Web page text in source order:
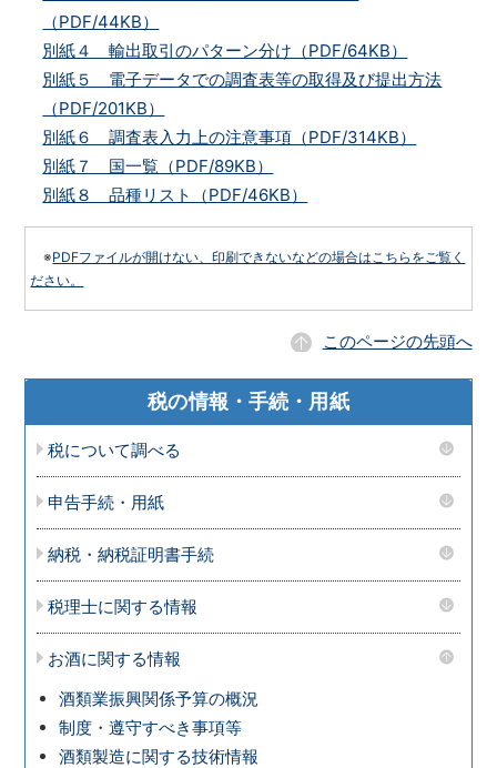
（PDF/44KB）
別紙４ 輸出取引のパターン分け（PDF/64KB）
別紙５ 電子データでの調査表等の取得及び提出方法
（PDF/201KB）
別紙６ 調査表入力上の注意事項（PDF/314KB）
別紙７ 国一覧（PDF/89KB）
別紙８ 品種リスト（PDF/46KB）
※PDFファイルが開けない、印刷できないなどの場合はこちらをご覧く
ださい。
このページの先頭へ
税の情報・手続・用紙
税について調べる
申告手続・用紙
納税・納税証明書手続
税理士に関する情報
お酒に関する情報
酒類業振興関係予算の概況
制度・遵守すべき事項等
酒類製造に関する技術情報